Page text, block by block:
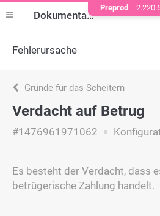
Dokumentation
Fehlerursache
Gründe für das Scheitern
Verdacht auf Betrug
#1476961971062
Es besteht der Verdacht, dass
betrügerische Zahlung handelt.
Preprod